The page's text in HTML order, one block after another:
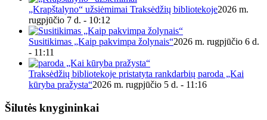
„Krapštalyno“ užsiėmimai Traksėdžių bibliotekoje2026 m.
rugpjūčio 7 d. - 10:12
Susitikimas „Kaip pakvimpa žolynais“2026 m. rugpjūčio 6 d.
- 11:11
Traksėdžių bibliotekoje pristatyta rankdarbių paroda „Kai
kūryba pražysta“2026 m. rugpjūčio 5 d. - 11:16
Šilutės knygininkai